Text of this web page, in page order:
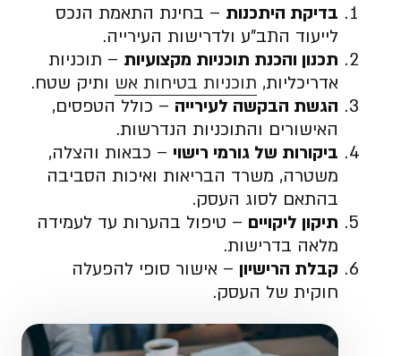
בדיקת היתכנות – בחינת התאמת הנכס
לייעוד התב”ע ולדרישות העירייה.
תכנון והכנת תוכניות מקצועיות – תוכניות
אדריכליות, תוכניות בטיחות אש ותיק שטח.
הגשת הבקשה לעירייה – כולל הטפסים,
האישורים והתוכניות הנדרשות.
ביקורות של גורמי רישוי – כבאות והצלה,
משטרה, משרד הבריאות ואיכות הסביבה
בהתאם לסוג העסק.
תיקון ליקויים – טיפול בהערות עד לעמידה
מלאה בדרישות.
קבלת הרישיון – אישור סופי להפעלה
חוקית של העסק.